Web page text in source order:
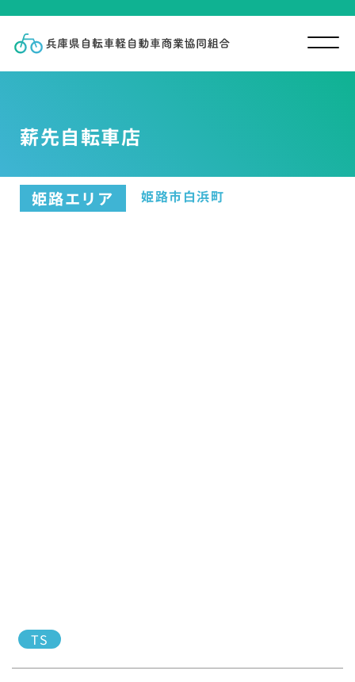
薪先自転車店
姫路エリア 姫路市白浜町
TS